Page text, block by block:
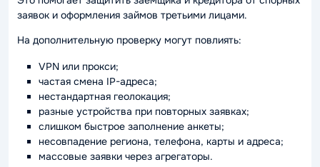
заявок и оформления займов третьими лицами.
На дополнительную проверку могут повлиять:
VPN или прокси;
частая смена IP-адреса;
нестандартная геолокация;
разные устройства при повторных заявках;
слишком быстрое заполнение анкеты;
несовпадение региона, телефона, карты и адреса;
массовые заявки через агрегаторы.